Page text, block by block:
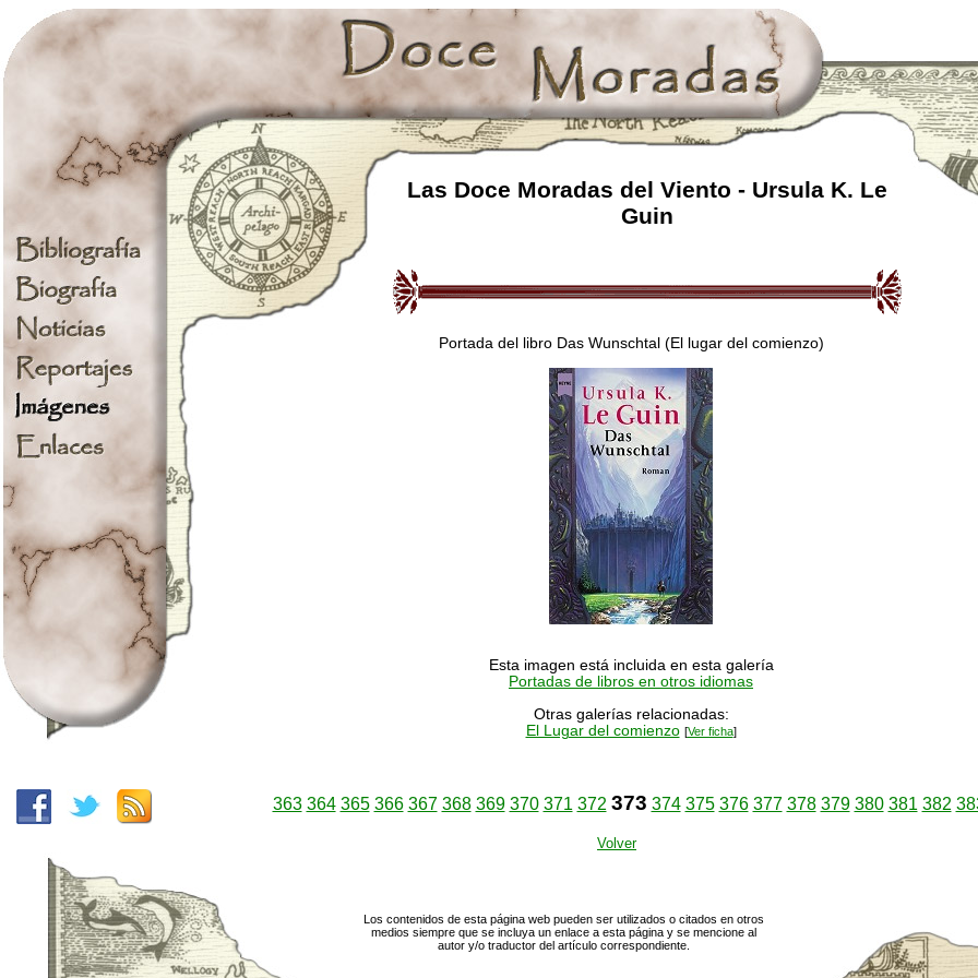
Las Doce Moradas del Viento - Ursula K. Le
Guin
Portada del libro Das Wunschtal (El lugar del comienzo)
Esta imagen está incluida en esta galería
Portadas de libros en otros idiomas
Otras galerías relacionadas:
El Lugar del comienzo [Ver ficha]
363 364 365 366 367 368 369 370 371 372 373 374 375 376 377 378 379 380 381 382
Volver
Los contenidos de esta página web pueden ser utilizados o citados en otros
medios siempre que se incluya un enlace a esta página y se mencione al
autor y/o traductor del artículo correspondiente.